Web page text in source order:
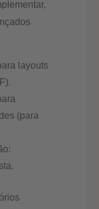
layouts
(para